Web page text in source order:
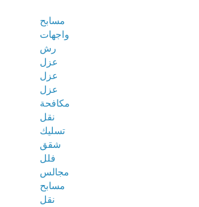
مسابح
واجهات
رش
عزل
عزل
عزل
مكافحة
نقل
تسليك
شقق
فلل
مجالس
مسابح
نقل